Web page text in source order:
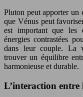
Pluton peut apporter un
que Vénus peut
est important que les
énergies contrastées
dans leur couple. La
trouver un équilibre
harmonieuse et durable.
L’interaction entre